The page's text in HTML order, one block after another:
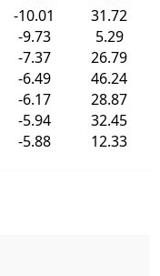
-10.01
31.72
-9.73
5.29
-7.37
26.79
-6.49
46.24
-6.17
28.87
-5.94
32.45
-5.88 12.33